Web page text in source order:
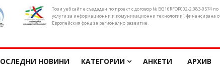
Този уеб сайт е създаден по проект с договор № BG16RFOP002-2.083-
услуги за информационни и комуникационни технологии“, финансирана
Европейския фонд за регионално развитие.
НОВИНИ КАТЕГОРИИ АНКЕТИ АРХИВ